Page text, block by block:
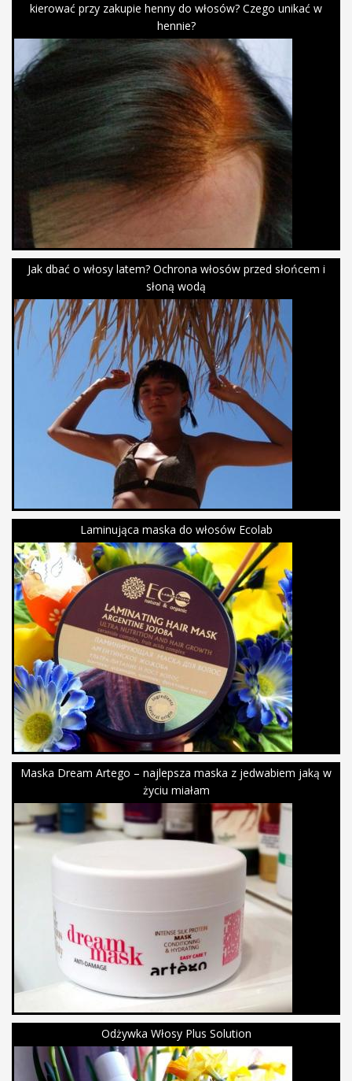
kierować przy zakupie henny do włosów? Czego unikać w
hennie?
Jak dbać o włosy latem? Ochrona włosów przed słońcem i
słoną wodą
Laminująca maska do włosów Ecolab
Maska Dream Artego – najlepsza maska z jedwabiem jaką w
życiu miałam
Odżywka Włosy Plus Solution